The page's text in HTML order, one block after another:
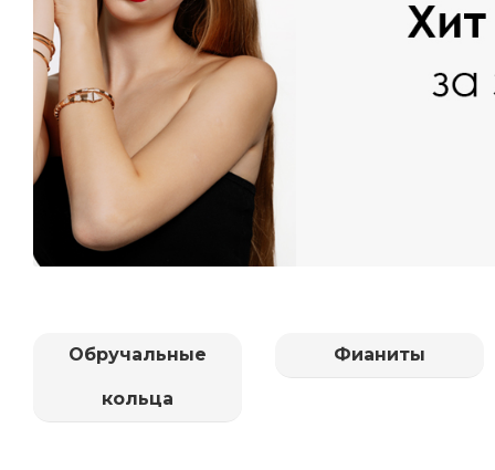
Обручальные
кольца
Фианиты